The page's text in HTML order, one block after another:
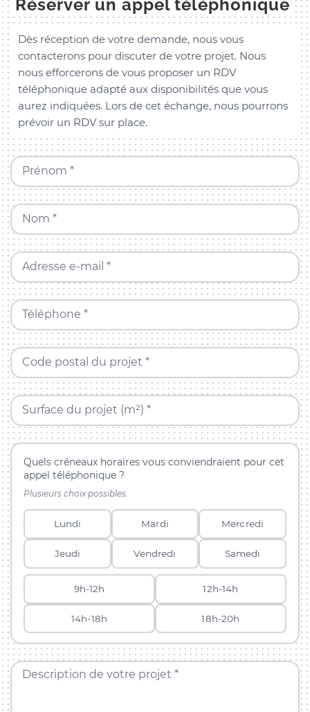
Réserver un appel téléphonique
Dès réception de votre demande, nous vous
contacterons pour discuter de votre projet. Nous
nous efforcerons de vous proposer un RDV
téléphonique adapté aux disponibilités que vous
aurez indiquées. Lors de cet échange, nous pourrons
prévoir un RDV sur place.
Prénom *
Nom *
Adresse e-mail *
Téléphone *
Code postal du projet *
Surface du projet (m²) *
Quels créneaux horaires vous conviendraient pour cet
appel téléphonique ?
Plusieurs choix possibles.
Lundi Mardi Mercredi
Jeudi Vendredi Samedi
9h-12h 12h-14h
14h-18h 18h-20h
Description de votre projet *